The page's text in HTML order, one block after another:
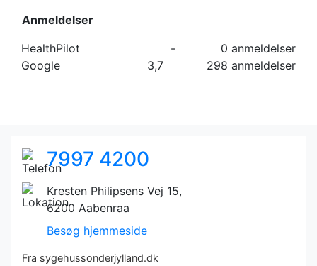
Anmeldelser
HealthPilot
-
0 anmeldelser
Google
3,7 298 anmeldelser
7997 4200
Kresten Philipsens Vej 15,
6200 Aabenraa
Besøg hjemmeside
Fra sygehussonderjylland.dk